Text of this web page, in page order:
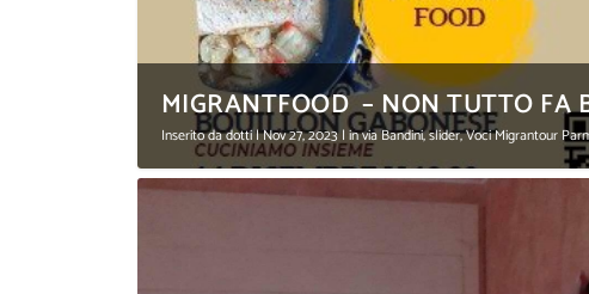
MIGRANTFOOD – NON TUTTO FA
Inserito dadotti|Nov 27, 2023| in via Bandini,slider,Voci Migrantour